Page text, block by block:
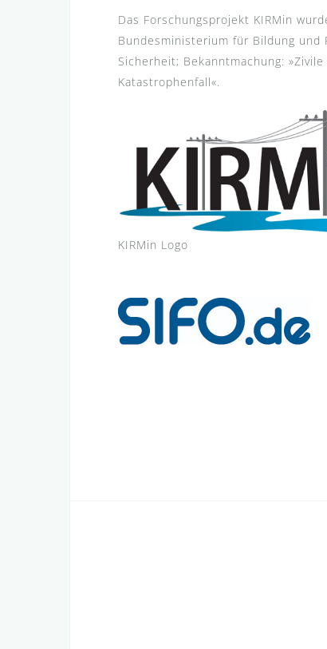
Das Forschungsprojekt KIRMin
Bundesministerium für Bildung und
Sicherheit; Bekanntmachung:
Katastrophenfall«.
KIRMin Logo